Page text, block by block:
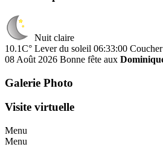
Nuit claire
10.1C° Lever du soleil 06:33:00
08 Août 2026 Bonne fête aux
Galerie Photo
Visite virtuelle
Menu
Menu